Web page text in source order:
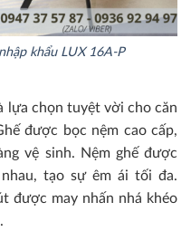
khẩu LUX 16A-P
lựa chọn tuyệt vời cho căn
được bọc nệm cao cấp,
vệ sinh. Nệm ghế được
tạo sự êm ái tối đa.
được may nhấn nhá khéo